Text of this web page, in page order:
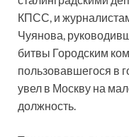
КПСС, и
Чуянова,
битвы Городским
пользовавшегося в
увел в Москву на
должность.